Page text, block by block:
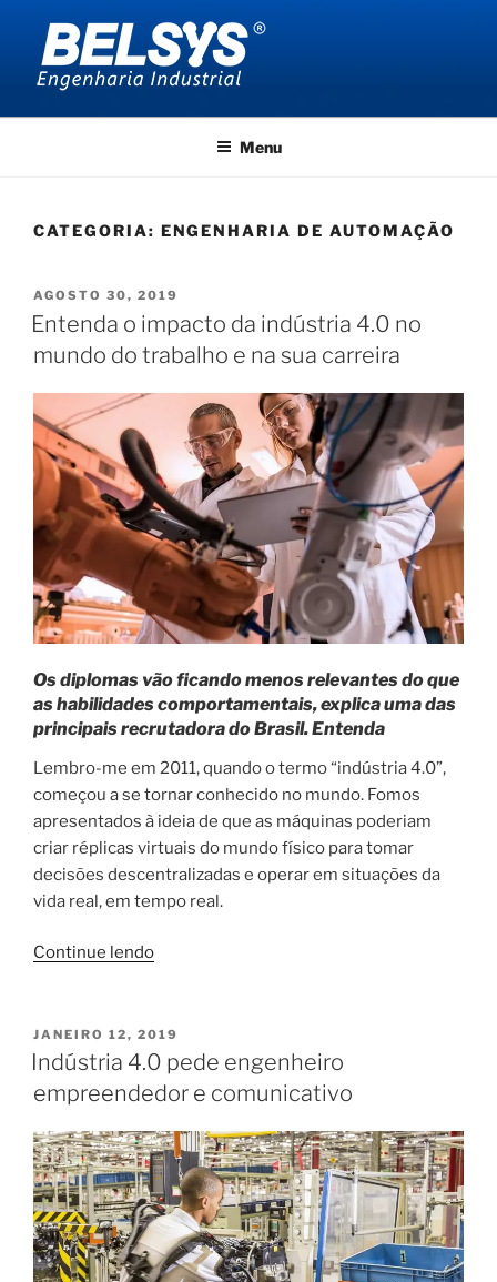
conteúdo
BELSYS ENGENHARIA
Menu
CATEGORIA: ENGENHARIA DE AUTOMAÇÃO
PUBLICADO
EM
AGOSTO 30, 2019
Entenda o impacto da indústria 4.0 no
mundo do trabalho e na sua carreira
Os diplomas vão ficando menos relevantes do que
as habilidades comportamentais, explica uma das
principais recrutadora do Brasil. Entenda
Lembro-me em 2011, quando o termo “indústria 4.0”,
começou a se tornar conhecido no mundo. Fomos
apresentados à ideia de que as máquinas poderiam
criar réplicas virtuais do mundo físico para tomar
decisões descentralizadas e operar em situações da
vida real, em tempo real.
Continue lendo“Entenda
da
indústria
4.0
mundo
do
trabalho
e
na
sua
PUBLICADO
EM
JANEIRO 12, 2019
Indústria 4.0 pede engenheiro
empreendedor e comunicativo